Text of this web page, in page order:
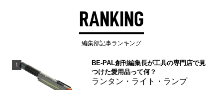
RANKING
編集部記事ランキング
1
BE-PAL創刊編集長が工具の専門店で見
つけた愛用品って何？
ランタン・ライト・ランプ